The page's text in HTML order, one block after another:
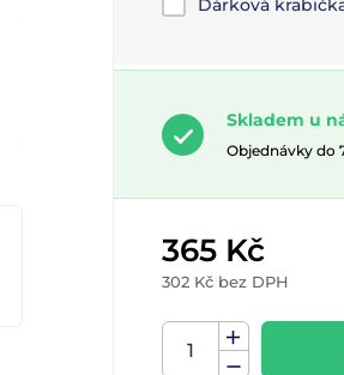
Dárková
Skladem u
Objednávky do
365 Kč
302 Kč bez DPH